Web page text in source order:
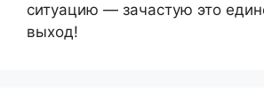
ситуацию — зачастую это
выход!